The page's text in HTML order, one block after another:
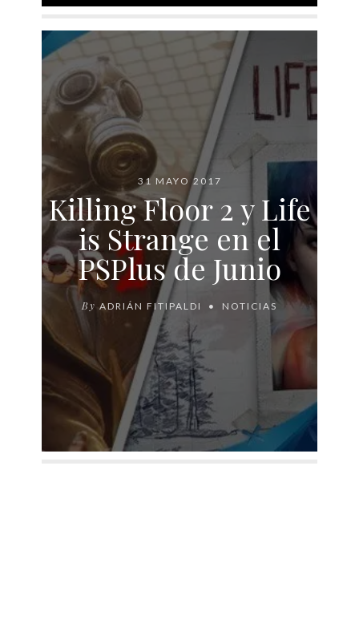
31 MAYO 2017
Killing Floor 2 y Life
is Strange en el
PSPlus de Junio
By ADRIÁN FITIPALDI NOTICIAS